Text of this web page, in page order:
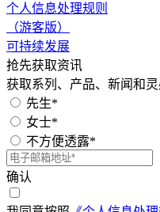
个人信息处理规则
（游客版）
可持续发展
抢先获取资讯
获取系列、产品、新闻和
先生*
女士*
不方便透露*
确认